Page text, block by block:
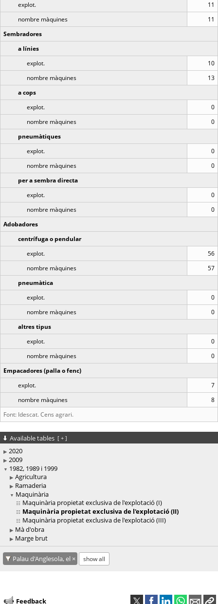
explot.
11
nombre màquines
11
Sembradores
a línies
explot.
10
nombre màquines
13
a cops
explot.
0
nombre màquines
0
pneumàtiques
explot.
0
nombre màquines
0
per a sembra directa
explot.
0
nombre màquines
0
Adobadores
centrífuga o pendular
explot.
56
nombre màquines
57
pneumàtica
explot.
0
nombre màquines
0
altres tipus
explot.
0
nombre màquines
0
Empacadores (palla o fenc)
explot.
7
nombre màquines
8
Font: Idescat. Cens agrari.
Available tables [ + ]
2020
2009
1982, 1989 i 1999
Agricultura
Ramaderia
Maquinària
Maquinària propietat exclusiva de l'explotació (I)
Maquinària propietat exclusiva de l'explotació (II)
Maquinària propietat exclusiva de l'explotació (III)
Mà d'obra
Marge brut
Palau d'Anglesola, el show all
Feedback